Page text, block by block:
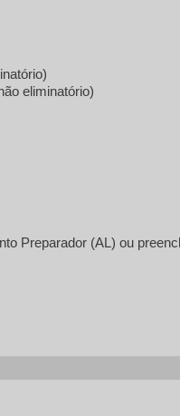
eliminatório)
Preparador (AL) ou